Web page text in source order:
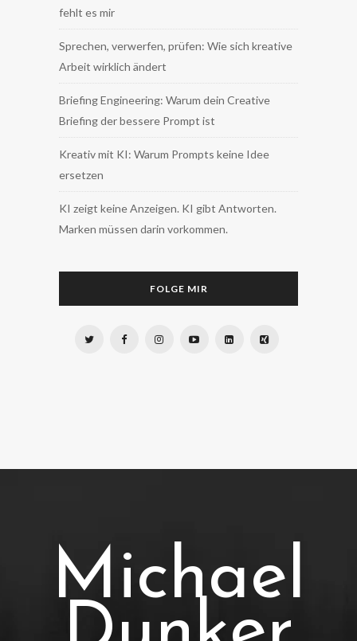
fehlt es mir
Sprechen, verwerfen, prüfen: Wie sich kreative
Arbeit wirklich ändert
Briefing Engineering: Warum dein Creative
Briefing der bessere Prompt ist
Kreativ mit KI: Warum Prompts keine Idee
ersetzen
KI zeigt keine Anzeigen. KI gibt Antworten.
Marken müssen darin vorkommen.
FOLGE MIR
Michael